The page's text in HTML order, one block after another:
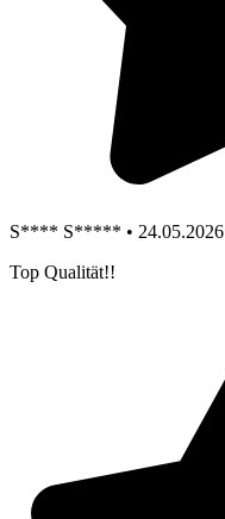
S**** S***** • 24.05.2026
Top Qualität!!